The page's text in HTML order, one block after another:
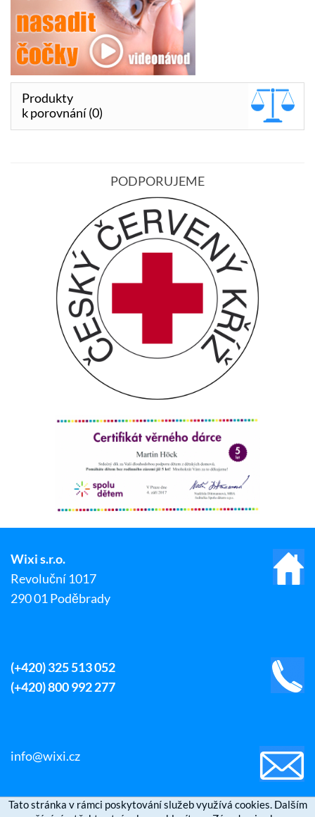
Produkty
k porovnání (0)
PODPORUJEME
Wixi s.r.o.
Revoluční 1017
290 01 Poděbrady
(+420) 325 513 052
(+420) 800 992 277
info@wixi.cz
Tato stránka v rámci poskytování služeb využívá cookies. Dalším